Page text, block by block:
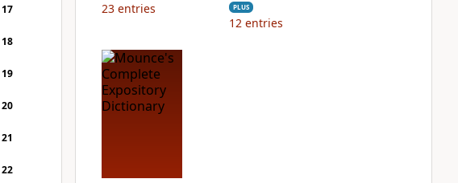
17
18
19
20
21
22
23 entries PLUS
12 entries